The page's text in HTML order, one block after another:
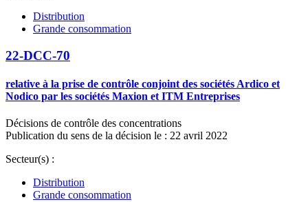
Distribution
Grande consommation
22-DCC-70
relative à la prise de contrôle conjoint des sociétés Ardico et
Nodico par les sociétés Maxion et ITM Entreprises
Décisions de contrôle des concentrations
Publication du sens de la décision le : 22 avril 2022
Secteur(s) :
Distribution
Grande consommation